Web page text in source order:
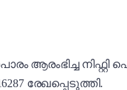
ആരംഭിച്ച
രേഖപ്പെടുത്തി.